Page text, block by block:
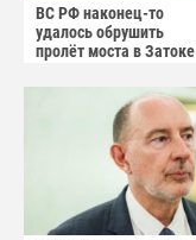
ВС РФ наконец-то
удалось обрушить
пролёт моста в Затоке